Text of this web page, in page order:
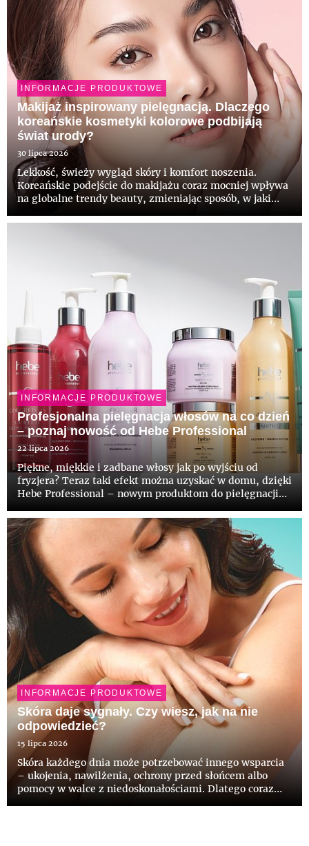
INFORMACJE PRODUKTOWE
Makijaż inspirowany pielęgnacją. Dlaczego
koreańskie kosmetyki kolorowe podbijają
świat urody?
30 lipca 2026
Lekkość, świeży wygląd skóry i komfort noszenia.
Koreańskie podejście do makijażu coraz mocniej wpływa
na globalne trendy beauty, zmieniając sposób, w jaki
krycia i perfekcyjnie wykonturowanej twarzy, coraz
INFORMACJE PRODUKTOWE
Profesjonalna pielęgnacja włosów na co dzień
– poznaj nowość od Hebe Professional
22 lipca 2026
Piękne, miękkie i zadbane włosy jak po wyjściu od
fryzjera? Teraz taki efekt można uzyskać w domu, dzięki
Hebe Professional – nowym produktom do pielęgnacji
braku objętości, przez puszenie, regenerację, ochronę
koloru po...
INFORMACJE PRODUKTOWE
Skóra daje sygnały. Czy wiesz, jak na nie
odpowiedzieć?
15 lipca 2026
Skóra każdego dnia może potrzebować innego wsparcia
– ukojenia, nawilżenia, ochrony przed słońcem albo
pomocy w walce z niedoskonałościami. Dlatego coraz